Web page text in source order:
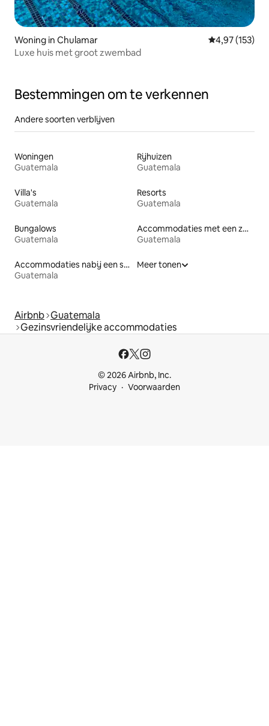
Woning in Chulamar Gemiddelde
4,97 (153)
Luxe huis met groot zwembad
Bestemmingen om te verkennen
Andere soorten verblijven
Woningen
Guatemala
Rijhuizen
Guatemala
Villa's
Guatemala
Resorts
Guatemala
Bungalows
Guatemala
Accommodaties met een zwembad
Guatemala
Accommodaties nabij een strand
Guatemala
Meer tonen
Airbnb Guatemala
Gezinsvriendelijke accommodaties
© 2026 Airbnb, Inc.
Privacy
Voorwaarden